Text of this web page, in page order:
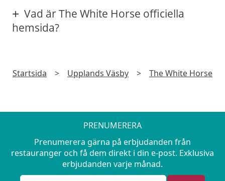
Vad är The White Horse officiella
hemsida?
Startsida > Upplands Väsby > The White Horse
PRENUMERERA
Prenumerera gärna på erbjudanden från
restauranger och få dem direkt i din e-post. Exklusiva
erbjudanden varje månad.